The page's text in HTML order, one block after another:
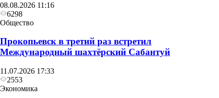
Общество
08.08.2026 11:16
6298
Общество
Прокопьевск в третий раз встретил
Международный шахтёрский Сабантуй
11.07.2026 17:33
2553
Экономика